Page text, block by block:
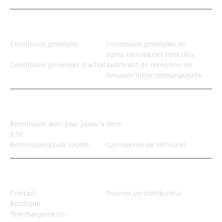
Conditions générales
Conditions générales de
vente carrosseries véhicules
Conditions générales d'achatJustificatif de réception de
livraison intracommunautaire
Remorques avec ptac jusqu'a
3,5t
Vans
Remorques poids lourds Carrosseries de véhicules
Contact
Trouver un distributeur
Boutique
Téléchargements